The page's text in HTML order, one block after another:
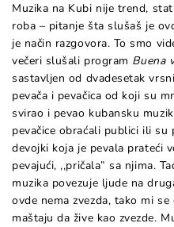
Muzika na Kubi nije trend,
roba – pitanje šta slušaš je
je način razgovora. To smo
večeri slušali program Buena
sastavljen od dvadesetak
pevača i pevačica od koji su
svirao i pevao kubansku
pevačice obraćali publici ili su
devojki koja je pevala prateći
pevajući, ,,pričala” sa njima.
muzika povezuje ljude na
ovde nema zvezda, tako mi
maštaju da žive kao zvezde.